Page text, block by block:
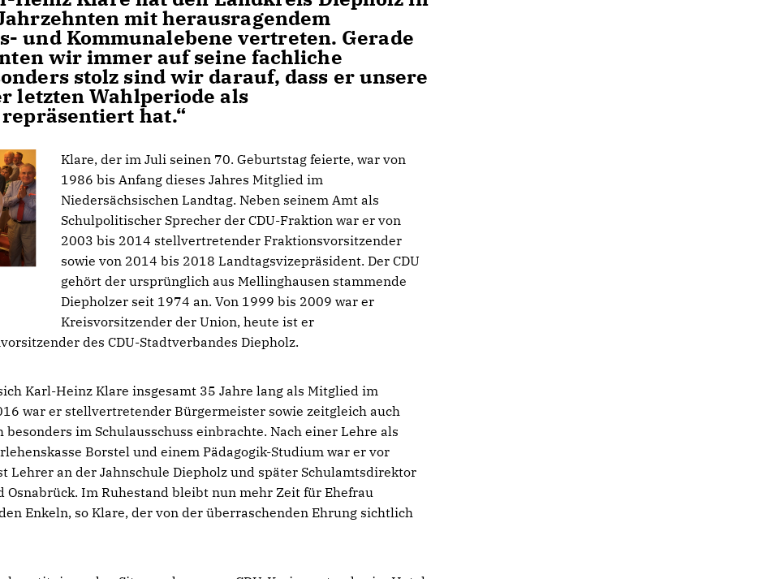
mit herausragendem
und Kommunalebene vertreten. Gerade
wir immer auf seine fachliche
stolz sind wir darauf, dass er unsere
letzten Wahlperiode als
hat.“
Klare, der im Juli seinen 70. Geburtstag feierte, war von
1986 bis Anfang dieses Jahres Mitglied im
Niedersächsischen Landtag. Neben seinem Amt als
Schulpolitischer Sprecher der CDU-Fraktion war er von
2003 bis 2014 stellvertretender Fraktionsvorsitzender
sowie von 2014 bis 2018 Landtagsvizepräsident. Der CDU
gehört der ursprünglich aus Mellinghausen stammende
Diepholzer seit 1974 an. Von 1999 bis 2009 war er
Kreisvorsitzender der Union, heute ist er
des CDU-Stadtverbandes Diepholz.
Karl-Heinz Klare insgesamt 35 Jahre lang als Mitglied im
war er stellvertretender Bürgermeister sowie zeitgleich auch
im Schulausschuss einbrachte. Nach einer Lehre als
Borstel und einem Pädagogik-Studium war er vor
Lehrer an der Jahnschule Diepholz und später Schulamtsdirektor
Osnabrück. Im Ruhestand bleibt nun mehr Zeit für Ehefrau
Enkeln, so Klare, der von der überraschenden Ehrung sichtlich